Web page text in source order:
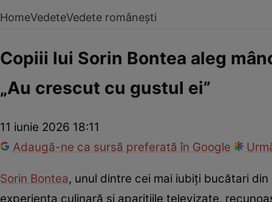
HomeVedeteVedete românești
Copiii lui Sorin Bontea aleg
„Au crescut cu gustul ei”
11 iunie 2026 18:11
Adaugă-ne ca sursă preferată în Google
Sorin Bontea, unul dintre cei mai iubiți bucătari
experiența culinară și aparițiile televizate,